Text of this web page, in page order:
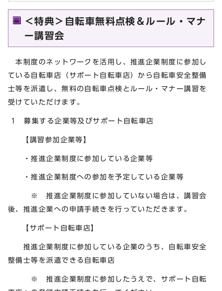
＜特典＞自転車無料点検＆ルール・マナ
ー講習会
本制度のネットワークを活用し、推進企業制度に参加し
ている自転車店（サポート自転車店）から自転車安全整備
士等を派遣し、無料の自転車点検とルール・マナー講習を
受けていただけます。
1 募集する企業等及びサポート自転車店
【講習参加企業等】
・推進企業制度に参加している企業等
・推進企業制度への参加を予定している企業等
※ 推進企業制度に参加していない場合は、講習会
後、推進企業への申請手続きを行っていただきます。
【サポート自転車店】
推進企業制度に参加している企業のうち、自転車安全
整備士等を派遣できる自転車店
※ 推進企業制度に参加したうえで、サポート自転